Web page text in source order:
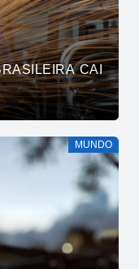
CAI
MUNDO